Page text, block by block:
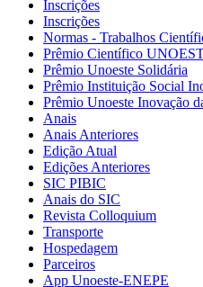
Inscrições
Inscrições
Normas - Trabalhos
Prêmio Científico
Prêmio Unoeste Solidária
Prêmio Instituição Social
Prêmio Unoeste Inovação
Anais
Anais Anteriores
Edição Atual
Edições Anteriores
SIC PIBIC
Anais do SIC
Revista Colloquium
Transporte
Hospedagem
Parceiros
App Unoeste-ENEPE